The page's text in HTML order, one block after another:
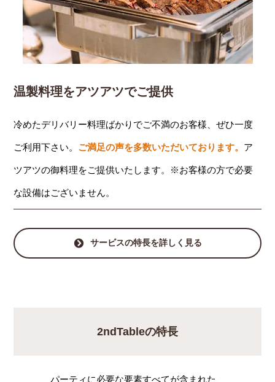
温製料理をアツアツでご提供
冷めたデリバリー料理ばかりでご不満のお客様、ぜひ一度
ご利用下さい。 ご満足の声を多数いただいております。 ア
ツアツの御料理をご提供いたします。※お客様の方で必要
な設備はございません。
サービスの特長を詳しく見る
2ndTableの特長
パーティに必要な要素すべてが含まれた、